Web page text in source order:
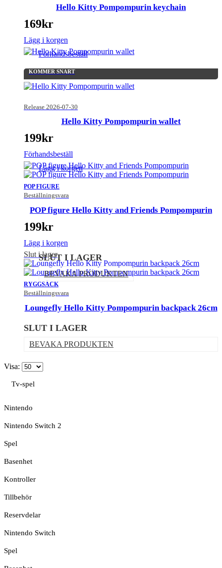
Hello Kitty Pompompurin keychain
169kr
Lägg i korgen
KOMMER SNART
Release 2026-07-30
Förhandsbeställ
Hello Kitty Pompompurin wallet
199kr
Förhandsbeställ
POP FIGURE
Beställningsvara
Lägg i korgen
POP figure Hello Kitty and Friends Pompompurin
199kr
Lägg i korgen
Slut i lager
RYGGSÄCK
Beställningsvara
SLUT I LAGER
BEVAKA PRODUKTEN
Loungefly Hello Kitty Pompompurin backpack 26cm
SLUT I LAGER
BEVAKA PRODUKTEN
Visa:
Tv-spel
Nintendo
Nintendo Switch 2
Spel
Basenhet
Kontroller
Tillbehör
Reservdelar
Nintendo Switch
Spel